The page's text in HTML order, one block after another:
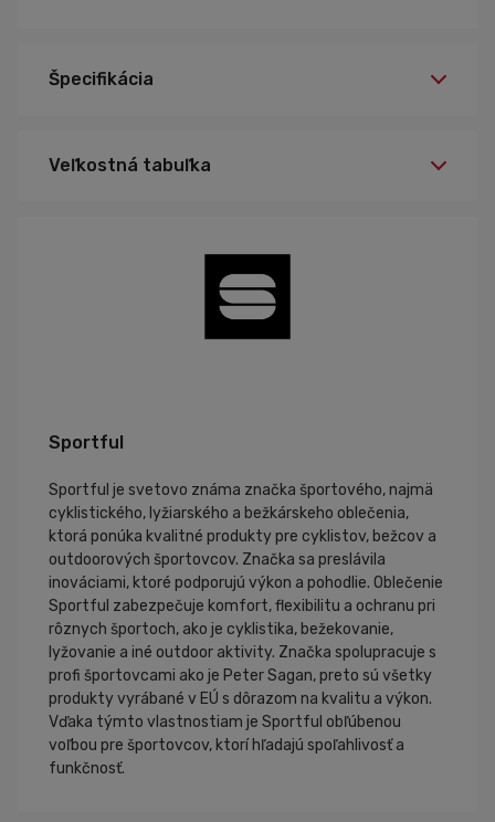
Špecifikácia
Veľkostná tabuľka
Sportful
Sportful je svetovo známa značka športového, najmä
cyklistického, lyžiarského a bežkárskeho oblečenia,
ktorá ponúka kvalitné produkty pre cyklistov, bežcov a
outdoorových športovcov. Značka sa preslávila
inováciami, ktoré podporujú výkon a pohodlie. Oblečenie
Sportful zabezpečuje komfort, flexibilitu a ochranu pri
rôznych športoch, ako je cyklistika, bežekovanie,
lyžovanie a iné outdoor aktivity. Značka spolupracuje s
profi športovcami ako je Peter Sagan, preto sú všetky
produkty vyrábané v EÚ s dôrazom na kvalitu a výkon.
Vďaka týmto vlastnostiam je Sportful obľúbenou
voľbou pre športovcov, ktorí hľadajú spoľahlivosť a
funkčnosť.